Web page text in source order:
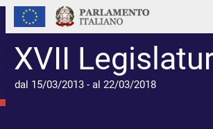
XVII
dal 15/03/2013 - al 22/03/2018